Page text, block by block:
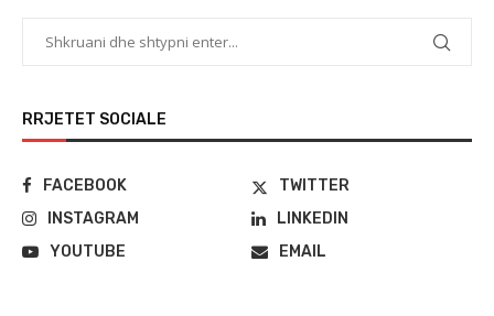
RRJETET SOCIALE
FACEBOOK
TWITTER
INSTAGRAM
LINKEDIN
YOUTUBE
EMAIL